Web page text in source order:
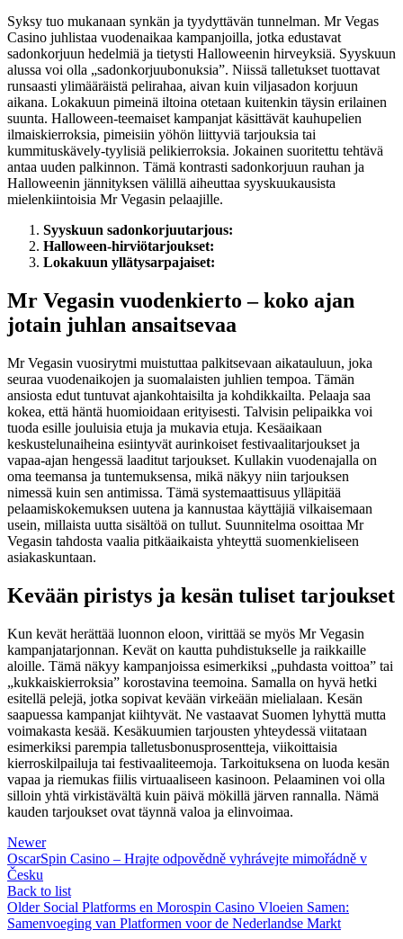
Syksy tuo mukanaan synkän ja tyydyttävän tunnelman. Mr Vegas
Casino juhlistaa vuodenaikaa kampanjoilla, jotka edustavat
sadonkorjuun hedelmiä ja tietysti Halloweenin hirveyksiä. Syyskuun
alussa voi olla „sadonkorjuubonuksia”. Niissä talletukset tuottavat
runsaasti ylimääräistä pelirahaa, aivan kuin viljasadon korjuun
aikana. Lokakuun pimeinä iltoina otetaan kuitenkin täysin erilainen
suunta. Halloween-teemaiset kampanjat käsittävät kauhupelien
ilmaiskierroksia, pimeisiin yöhön liittyviä tarjouksia tai
kummituskävely-tyylisiä pelikierroksia. Jokainen suoritettu tehtävä
antaa uuden palkinnon. Tämä kontrasti sadonkorjuun rauhan ja
Halloweenin jännityksen välillä aiheuttaa syyskuukausista
mielenkiintoisia Mr Vegasin pelaajille.
Syyskuun sadonkorjuutarjous:
Halloween-hirviötarjoukset:
Lokakuun yllätysarpajaiset:
Mr Vegasin vuodenkierto – koko ajan
jotain juhlan ansaitsevaa
Mr Vegasin vuosirytmi muistuttaa palkitsevaan aikatauluun, joka
seuraa vuodenaikojen ja suomalaisten juhlien tempoa. Tämän
ansiosta edut tuntuvat ajankohtaisilta ja kohdikkailta. Pelaaja saa
kokea, että häntä huomioidaan erityisesti. Talvisin pelipaikka voi
tuoda esille jouluisia etuja ja mukavia etuja. Kesäaikaan
keskustelunaiheina esiintyvät aurinkoiset festivaalitarjoukset ja
vapaa-ajan hengessä laaditut tarjoukset. Kullakin vuodenajalla on
oma teemansa ja tuntemuksensa, mikä näkyy niin tarjouksen
nimessä kuin sen antimissa. Tämä systemaattisuus ylläpitää
pelaamiskokemuksen uutena ja kannustaa käyttäjiä vilkaisemaan
usein, millaista uutta sisältöä on tullut. Suunnitelma osoittaa Mr
Vegasin tahdosta vaalia pitkäaikaista yhteyttä suomenkieliseen
asiakaskuntaan.
Kevään piristys ja kesän tuliset tarjoukset
Kun kevät herättää luonnon eloon, virittää se myös Mr Vegasin
kampanjatarjonnan. Kevät on kautta puhdistukselle ja raikkaille
aloille. Tämä näkyy kampanjoissa esimerkiksi „puhdasta voittoa” tai
„kukkaiskierroksia” korostavina teemoina. Samalla on hyvä hetki
esitellä pelejä, jotka sopivat kevään virkeään mielialaan. Kesän
saapuessa kampanjat kiihtyvät. Ne vastaavat Suomen lyhyttä mutta
voimakasta kesää. Kesäkuumien tarjousten yhteydessä viitataan
esimerkiksi parempia talletusbonusprosentteja, viikoittaisia
kierroskilpailuja tai festivaaliteemoja. Tarkoituksena on luoda kesän
vapaa ja riemukas fiilis virtuaaliseen kasinoon. Pelaaminen voi olla
silloin yhtä virkistävältä kuin päivä mökillä järven rannalla. Nämä
kauden tarjoukset ovat täynnä valoa ja elinvoimaa.
Newer
OscarSpin Casino – Hrajte odpovědně vyhrávejte mimořádně v
Česku
Back to list
Older Social Platforms en Morospin Casino Vloeien Samen:
Samenvoeging van Platformen voor de Nederlandse Markt